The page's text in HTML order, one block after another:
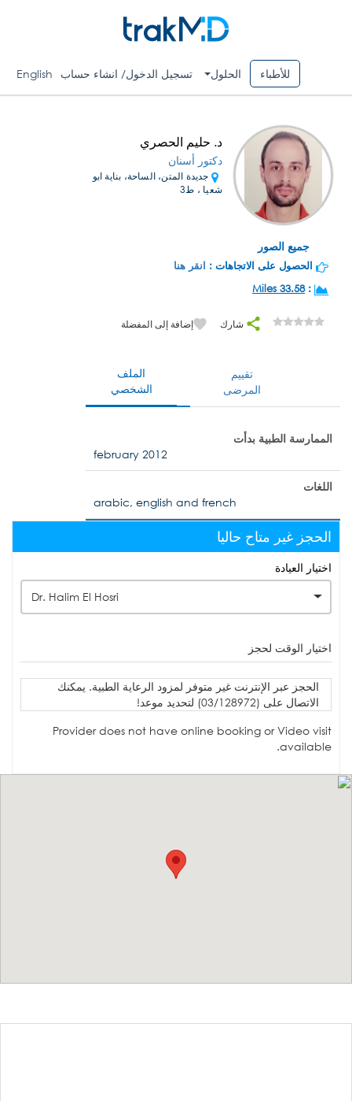
للأطباء الحلول تسجيل الدخول/ انشاء حساب English
جميع الصور
د. حليم الحصري
دكتور أسنان
جديدة المتن، الساحة، بناية ابو
شعيا ، ط3
الحصول على الاتجاهات : انقر هنا
:
33.58 Miles
شارك إضافة إلى المفضلة
الملف
الشخصي
تقييم
المرضى
الممارسة الطبية بدأت
february 2012
اللغات
arabic, english and french
الحجز غير متاح حاليا
اختيار العيادة
Dr. Halim El Hosri
اختيار الوقت لحجز
الحجز عبر الإنترنت غير متوفر لمزود الرعاية الطبية. يمكنك
الاتصال على (03/128972) لتحديد موعد!
Provider does not have online booking or Video visit
available.